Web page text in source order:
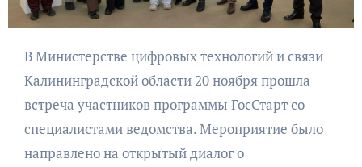
В Министерстве цифровых технологий и связи
Калининградской области 20 ноября прошла
встреча участников программы ГосСтарт со
специалистами ведомства. Мероприятие было
направлено на открытый диалог о